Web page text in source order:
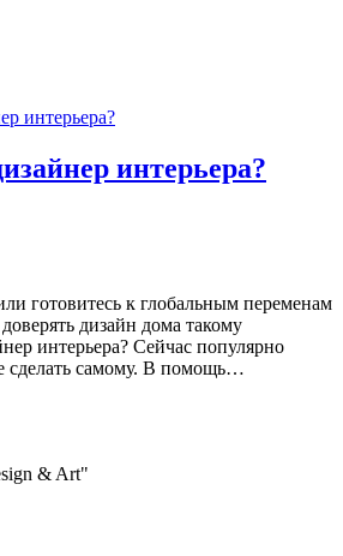
интерьера?
готовитесь к глобальным переменам
дизайн дома такому
интерьера? Сейчас популярно
сделать самому. В помощь…
& Art"